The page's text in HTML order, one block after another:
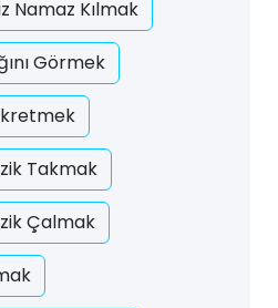
Namaz Kılmak
Görmek
Takmak
Çalmak